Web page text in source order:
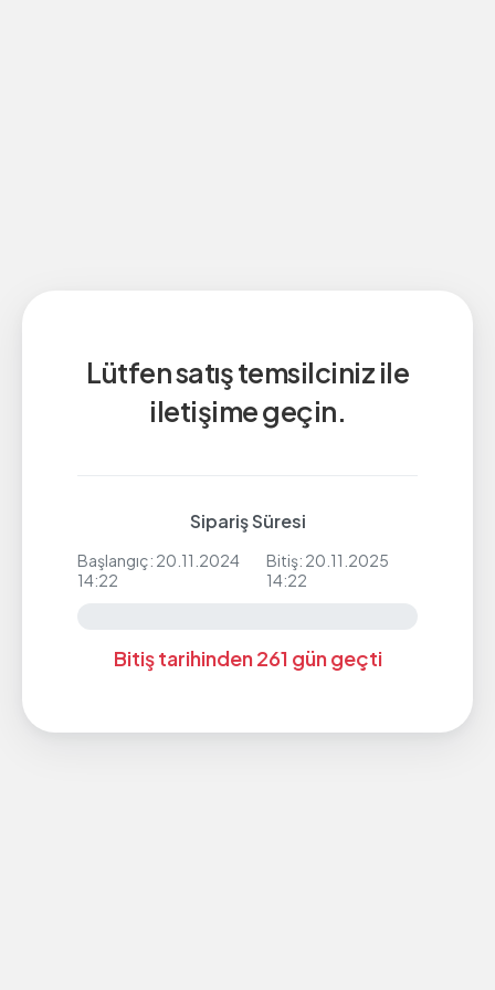
Lütfen satış temsilciniz ile
iletişime geçin.
Sipariş Süresi
Başlangıç: 20.11.2024
14:22
Bitiş: 20.11.2025
14:22
Bitiş tarihinden 261 gün geçti